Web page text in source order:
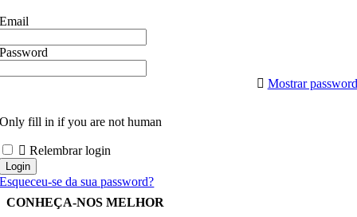
Email
Password
Mostrar password
Only fill in if you are not human
Relembrar login
Esqueceu-se da sua password?
CONHEÇA-NOS MELHOR